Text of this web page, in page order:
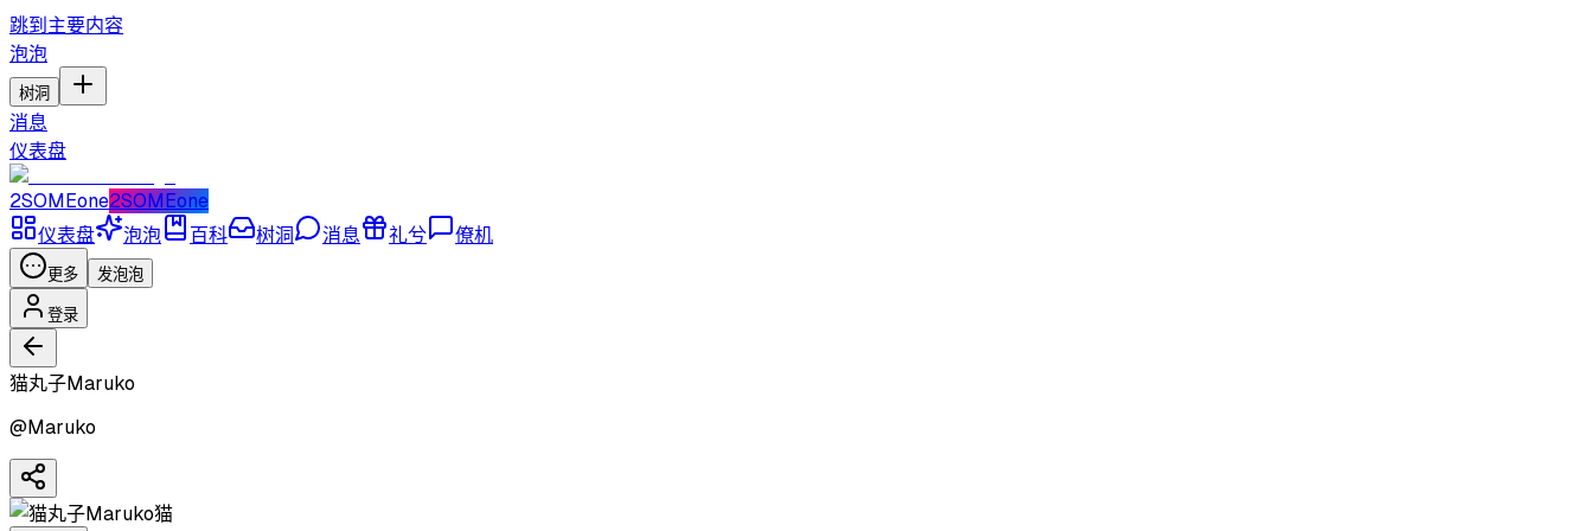
跳到主要内容
泡泡
树洞
消息
仪表盘
2SOMEone2SOMEone
仪表盘
泡泡 百科 树洞 消息 礼兮 僚机
更多 发泡泡
登录
猫丸子Maruko
@Maruko
猫